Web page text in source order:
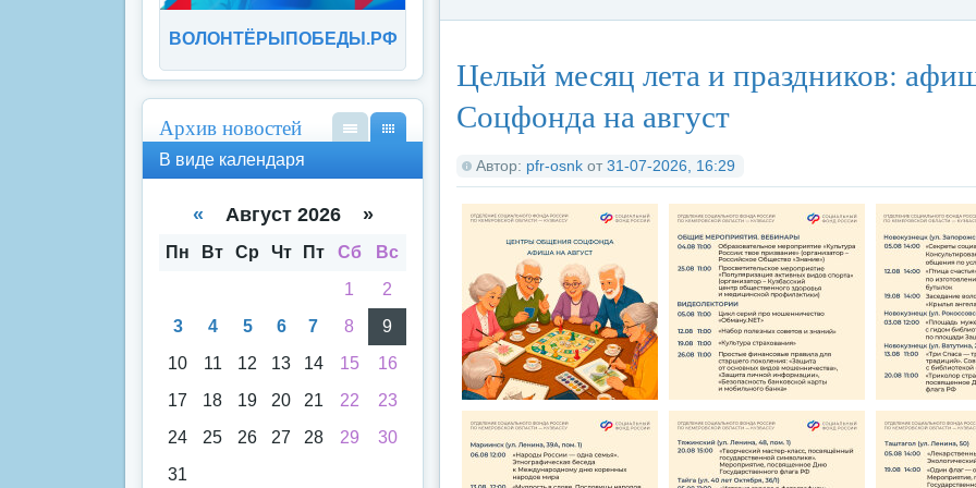
Целый месяц лета и праздников:
Соцфонда на август
Автор: pfr-osnk от 31-07-2026, 16:29
ВОЛОНТЁРЫПОБЕДЫ.РФ
Архив новостей
кал
аря
спи
В виде календаря
« Август 2026 »
Пн Вт Ср Чт Пт Сб
Вс
1
2
3
4 5 6 7 8
9
10
11 12 13 14 15
16
17
18 19 20 21 22
23
24
25 26 27 28 29
30
31